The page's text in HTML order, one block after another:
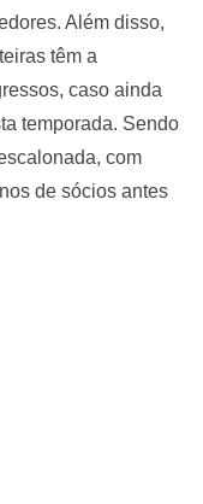
Além disso,
têm a
caso ainda
temporada. Sendo
com
de sócios antes